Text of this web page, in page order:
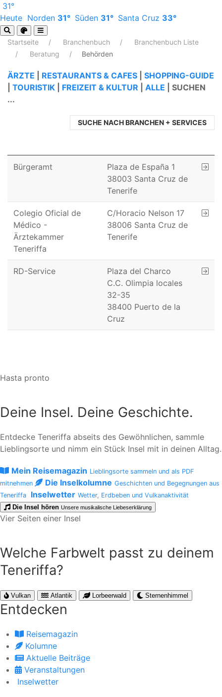
31°
Heute Norden 31° Süden 31° Santa Cruz 33°
Startseite Branchenbuch
Branchenbuch Liste
Beratung
Behörden
ÄRZTE RESTAURANTS & CAFES
SHOPPING-GUIDE
TOURISTIK FREIZEIT & KULTUR ALLE
SUCHEN
...
SUCHE NACH BRANCHEN + SERVICES
Bürgeramt
Plaza de España 1
38003 Santa Cruz de
Tenerife
Colegio Oficial de
Médico -
Ärztekammer
Teneriffa
C/Horacio Nelson 17
38006 Santa Cruz de
Tenerife
RD-Service
Plaza del Charco
C.C. Olimpia locales
32-35
38400 Puerto de la
Cruz
Hasta pronto
Deine Insel. Deine Geschichte.
Entdecke Teneriffa abseits des Gewöhnlichen, sammle
Lieblingsorte und nimm ein Stück Insel mit in deinen Alltag.
Mein Reisemagazin Lieblingsorte sammeln und als PDF
mitnehmen
Die Inselkolumne Geschichten und Begegnungen aus
Teneriffa
Inselwetter Wetter, Erdbeben und Vulkanaktivität
Die Insel hören Unsere musikalische Liebeserklärung
Vier Seiten einer Insel
Welche Farbwelt passt zu deinem
Teneriffa?
Vulkan Atlantik Lorbeerwald Sternenhimmel
Entdecken
Reisemagazin
Kolumne
Aktuelle Beiträge
Veranstaltungen
Inselwetter